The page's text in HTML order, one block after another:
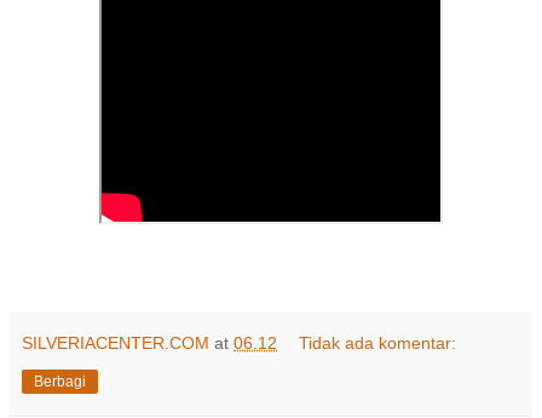
SILVERIACENTER.COM at 06.12 Tidak ada komentar:
Berbagi